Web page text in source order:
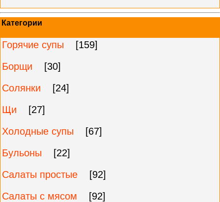
Категории
Горячие супы
[159]
Борщи
[30]
Солянки
[24]
Щи
[27]
Холодные супы
[67]
Бульоны
[22]
Салаты простые
[92]
Салаты с мясом
[92]